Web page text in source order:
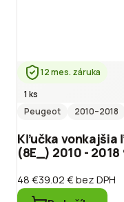
12 mes. záruka
1 ks
Peugeot
2010–2018
Kľučka vonkajšia
(8E_) 2010 -
48 €39.02 €bez DPH